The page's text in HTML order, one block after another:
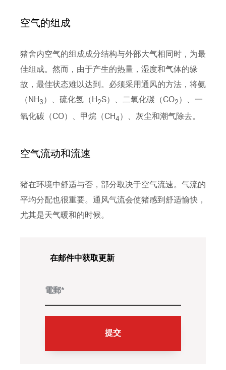
空气的组成
猪舍内空气的组成成分结构与外部大气相同时，为最
佳组成。然而，由于产生的热量，湿度和气体的缘
故，最佳状态难以达到。必须采用通风的方法，将氨
（NH3）、硫化氢（H2S）、二氧化碳（CO2）、一
氧化碳（CO）、甲烷（CH4）、灰尘和潮气除去。
空气流动和流速
猪在环境中舒适与否，部分取决于空气流速。气流的
平均分配也很重要。通风气流会使猪感到舒适愉快，
尤其是天气暖和的时候。
在邮件中获取更新